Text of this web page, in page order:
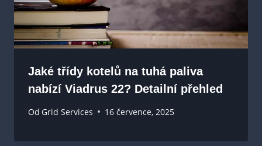
Jaké třídy kotelů na tuhá paliva
nabízí Viadrus 22? Detailní přehled
Od Grid Services 16 července, 2025